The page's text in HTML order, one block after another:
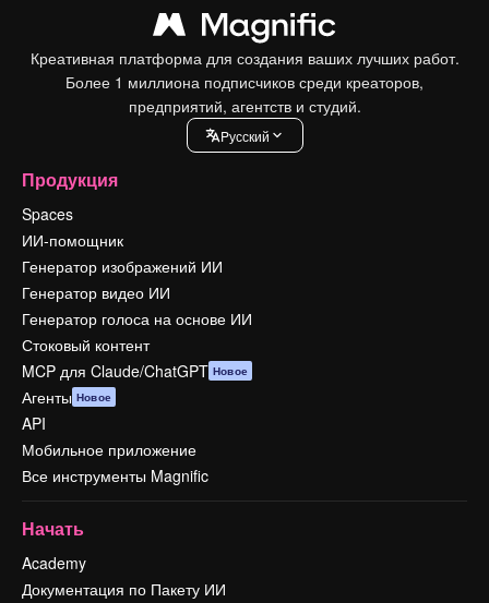
Креативная платформа для создания ваших лучших работ.
Более 1 миллиона подписчиков среди креаторов,
предприятий, агентств и студий.
Pусский
Продукция
Spaces
ИИ-помощник
Генератор изображений ИИ
Генератор видео ИИ
Генератор голоса на основе ИИ
Стоковый контент
MCP для Claude/ChatGPT Новое
Агенты Новое
API
Мобильное приложение
Все инструменты Magnific
Начать
Academy
Документация по Пакету ИИ